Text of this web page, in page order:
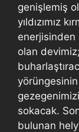
genişlemiş
yıldızımız
enerjisinden
olan
yörüngesinin
sokacak.
bulunan